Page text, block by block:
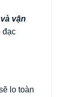
vận
đạc
lo toàn